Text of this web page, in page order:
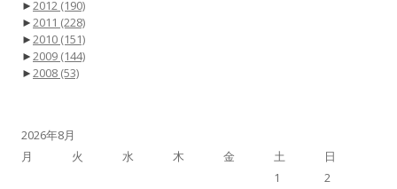
►2012 (190)
►2011 (228)
►2010 (151)
►2009 (144)
►2008 (53)
2026年8月
月
火 水 木 金 土 日
1
2